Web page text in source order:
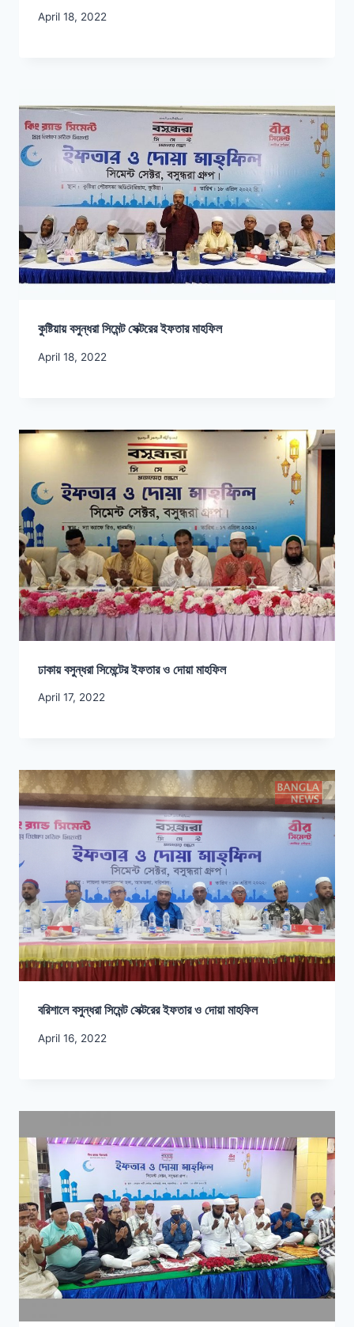
April 18, 2022
কুষ্টিয়ায় বসুন্ধরা সিমেন্ট সেক্টরের ইফতার মাহফিল
April 18, 2022
ঢাকায় বসুন্ধরা সিমেন্টের ইফতার ও দোয়া মাহফিল
April 17, 2022
বরিশালে বসুন্ধরা সিমেন্ট সেক্টরের ইফতার ও দোয়া মাহফিল
April 16, 2022